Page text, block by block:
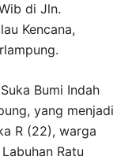
di Jln.
Kencana,
Bumi Indah
yang menjadi
R (22), warga
Ratu